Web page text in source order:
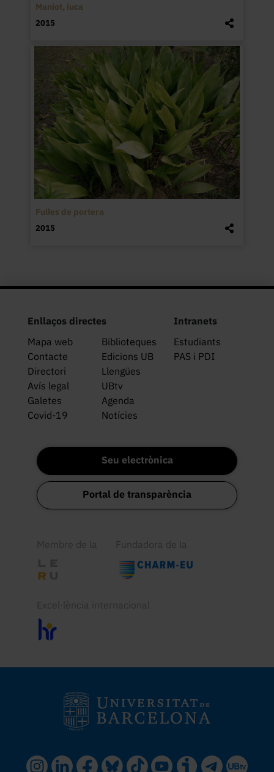
Maniot, iuca
2015
Fulles de portera
2015
Enllaços directes
Mapa web
Biblioteques
Contacte
Edicions UB
Directori
Llengües
Avís legal
UBtv
Galetes
Agenda
Covid-19
Notícies
Intranets
Estudiants
PAS i PDI
Seu electrònica
Portal de transparència
Membre de la Fundadora de la
Excel·lència internacional